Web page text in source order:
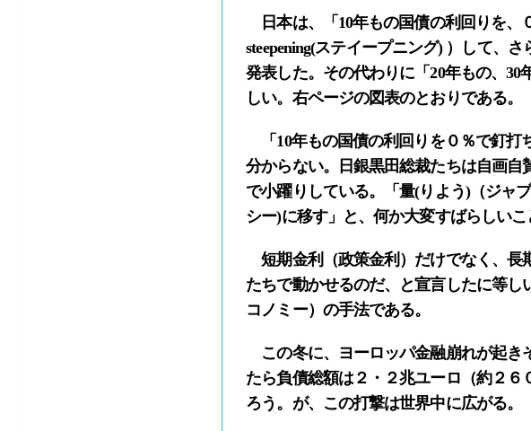
日本は、「10年もの国債の利回りを、
steepening(ステイープニング) ）して、
発表した。その代わりに「20年もの、
しい。右ページの図表のとおりである。
「10年もの国債の利回りを０％で釘打
分からない。日銀黒田総裁たちは自画
で小躍りしている。「量(りよう)（ジャ
シー)に移す」と、何か大変すばらしい
短期金利（政策金利）だけでなく、長
たちで動かせるのだ、と宣言したに等
コノミー）の手法である。
この冬に、ヨーロッパ金融崩れが起き
たら負債総額は２・２兆ユーロ（約２
ろう。が、この打撃は世界中に広がる。